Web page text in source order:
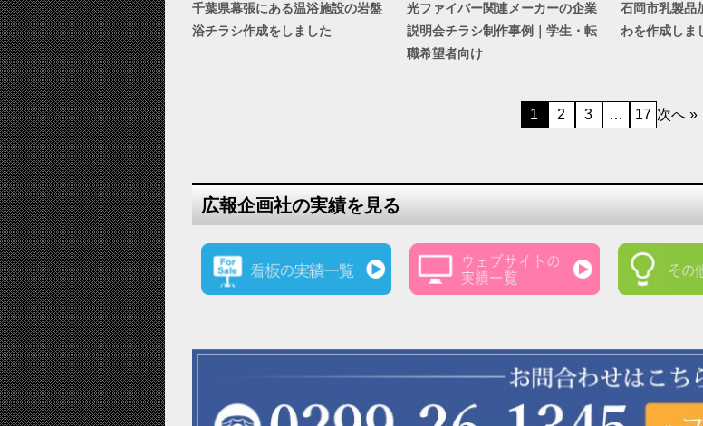
千葉県幕張にある温浴施設の岩盤
浴チラシ作成をしました
光ファイバー関連メーカーの企業
説明会チラシ制作事例｜学生・転
職希望者向け
石岡市乳製品
わを作成しま
1 2 3 … 17 次へ »
広報企画社の実績を見る